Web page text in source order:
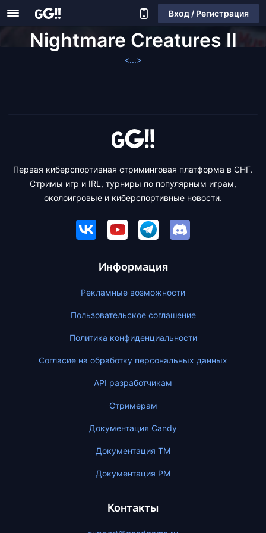
Вход / Регистрация
Nightmare Creatures II
<...>
Первая киберспортивная стриминговая платформа в СНГ.
Стримы игр и IRL, турниры по популярным играм,
околоигровые и киберспортивные новости.
Информация
Рекламные возможности
Пользовательское соглашение
Политика конфиденциальности
Согласие на обработку персональных данных
API разработчикам
Стримерам
Документация Candy
Документация ТМ
Документация PM
Контакты